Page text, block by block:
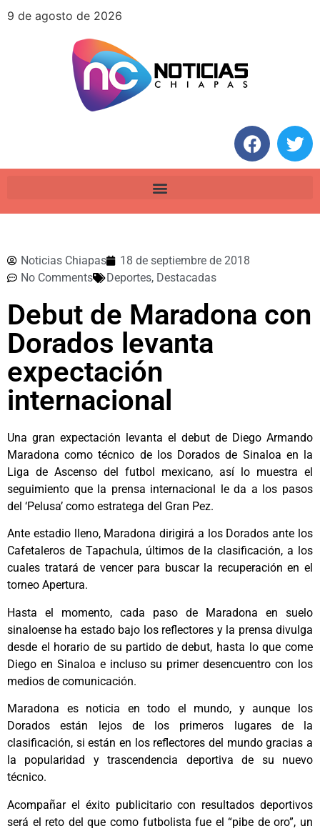
9 de agosto de 2026
Noticias Chiapas
18 de septiembre de 2018
No Comments
Deportes, Destacadas
Debut de Maradona con
Dorados levanta
expectación
internacional
Una gran expectación levanta el debut de Diego Armando
Maradona como técnico de los Dorados de Sinaloa en la
Liga de Ascenso del futbol mexicano, así lo muestra el
seguimiento que la prensa internacional le da a los pasos
del ‘Pelusa’ como estratega del Gran Pez.
Ante estadio lleno, Maradona dirigirá a los Dorados ante los
Cafetaleros de Tapachula, últimos de la clasificación, a los
cuales tratará de vencer para buscar la recuperación en el
torneo Apertura.
Hasta el momento, cada paso de Maradona en suelo
sinaloense ha estado bajo los reflectores y la prensa divulga
desde el horario de su partido de debut, hasta lo que come
Diego en Sinaloa e incluso su primer desencuentro con los
medios de comunicación.
Maradona es noticia en todo el mundo, y aunque los
Dorados están lejos de los primeros lugares de la
clasificación, si están en los reflectores del mundo gracias a
la popularidad y trascendencia deportiva de su nuevo
técnico.
Acompañar el éxito publicitario con resultados deportivos
será el reto del que como futbolista fue el “pibe de oro”, un